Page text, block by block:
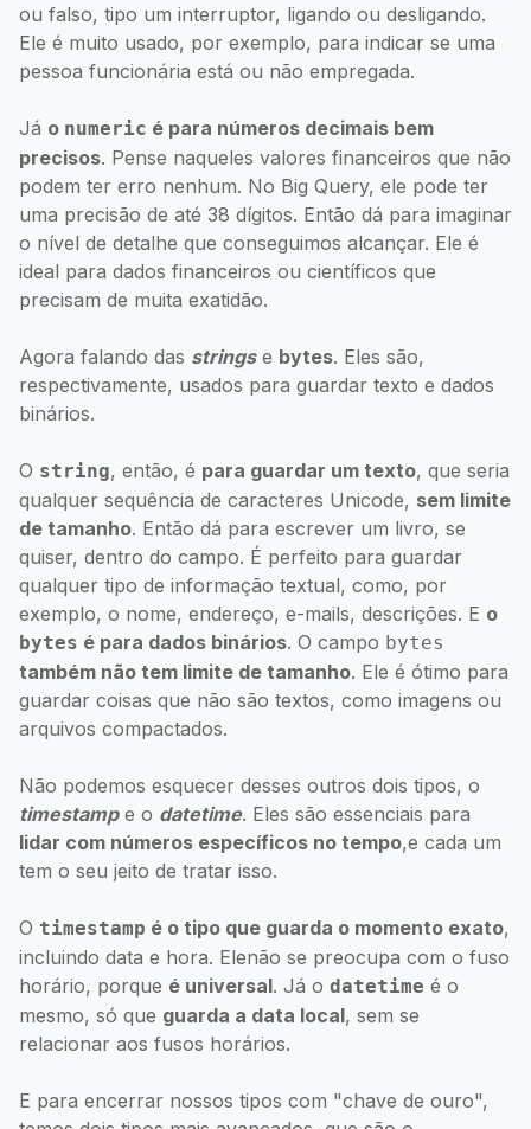
ou falso, tipo um interruptor, ligando ou desligando.
Ele é muito usado, por exemplo, para indicar se uma
pessoa funcionária está ou não empregada.
Já o numeric é para números decimais bem
precisos. Pense naqueles valores financeiros que não
podem ter erro nenhum. No Big Query, ele pode ter
uma precisão de até 38 dígitos. Então dá para imaginar
o nível de detalhe que conseguimos alcançar. Ele é
ideal para dados financeiros ou científicos que
precisam de muita exatidão.
Agora falando das stringse bytes. Eles são,
respectivamente, usados para guardar texto e dados
binários.
O string, então, é para guardar um texto, que seria
qualquer sequência de caracteres Unicode, sem limite
de tamanho. Então dá para escrever um livro, se
quiser, dentro do campo. É perfeito para guardar
qualquer tipo de informação textual, como, por
exemplo, o nome, endereço, e-mails, descrições. E o
bytes é para dados binários. O campo bytes
também não tem limite de tamanho. Ele é ótimo para
guardar coisas que não são textos, como imagens ou
arquivos compactados.
Não podemos esquecer desses outros dois tipos, o
timestampe o datetime. Eles são essenciais para
lidar com números específicos no tempo,e cada um
tem o seu jeito de tratar isso.
O timestamp é o tipo que guarda o momento exato,
incluindo data e hora. Elenão se preocupa com o fuso
horário, porque é universal. Já o datetime é o
mesmo, só que guarda a data local, sem se
relacionar aos fusos horários.
E para encerrar nossos tipos com "chave de ouro",